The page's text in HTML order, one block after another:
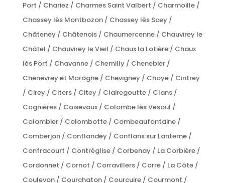
Port / Chariez / Charmes Saint Valbert / Charmoille /
Chassey lès Montbozon / Chassey lès Scey /
Châteney / Châtenois / Chaumercenne / Chauvirey le
Châtel / Chauvirey le Vieil / Chaux la Lotière / Chaux
lès Port / Chavanne / Chemilly / Chenebier /
Chenevrey et Morogne / Chevigney / Choye / Cintrey
/ Cirey / Citers / Citey / Clairegoutte / Clans /
Cognières / Coisevaux / Colombe lès Vesoul /
Colombier / Colombotte / Combeaufontaine /
Comberjon / Conflandey / Conflans sur Lanterne /
Confracourt / Contréglise / Corbenay / La Corbière /
Cordonnet / Cornot / Corravillers / Corre / La Côte /
Coulevon / Courchaton / Courcuire / Courmont /